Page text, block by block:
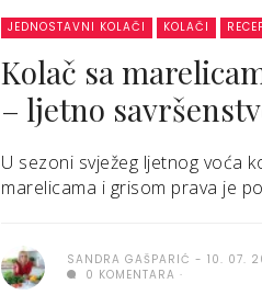
JEDNOSTAVNI KOLAČI KOLAČI
Kolač sa
– ljetno
U sezoni svježeg ljetnog voća
marelicama i grisom prava je
SANDRA GAŠPARIĆ
10. 07.
0 KOMENTARA